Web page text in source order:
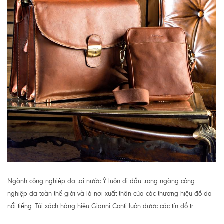
Ngành công nghiệp da tại nước Ý luôn đi đầu trong ngàng công
nghiệp da toàn thế giới và là nơi xuất thân của các thương hiệu đồ da
nổi tiếng. Túi xách hàng hiệu Gianni Conti luôn được các tín đồ tr...